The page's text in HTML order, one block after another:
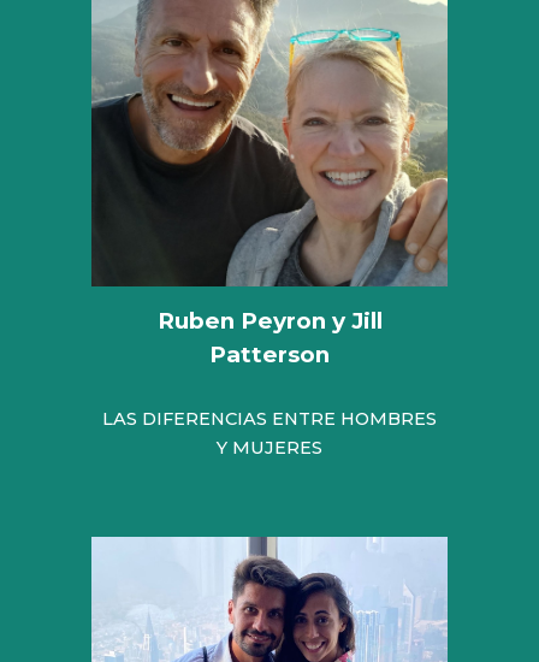
Ruben Peyron y Jill
Patterson
LAS DIFERENCIAS ENTRE HOMBRES
Y MUJERES